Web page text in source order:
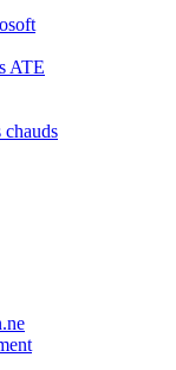
ATE
chauds